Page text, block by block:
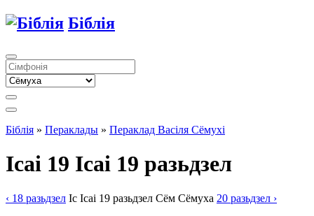
Біблія
Біблія » Пераклады » Пераклад Васіля Сёмухі
Ісаі 19 Ісаі 19 разьдзел
‹ 18 разьдзел Іс Ісаі 19 разьдзел Сём Сёмуха 20 разьдзел ›